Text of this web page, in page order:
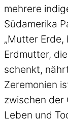
mehrere
Südamerika
„Mutter Erde,
Erdmutter,
schenkt,
Zeremonien
zwischen der
Leben und